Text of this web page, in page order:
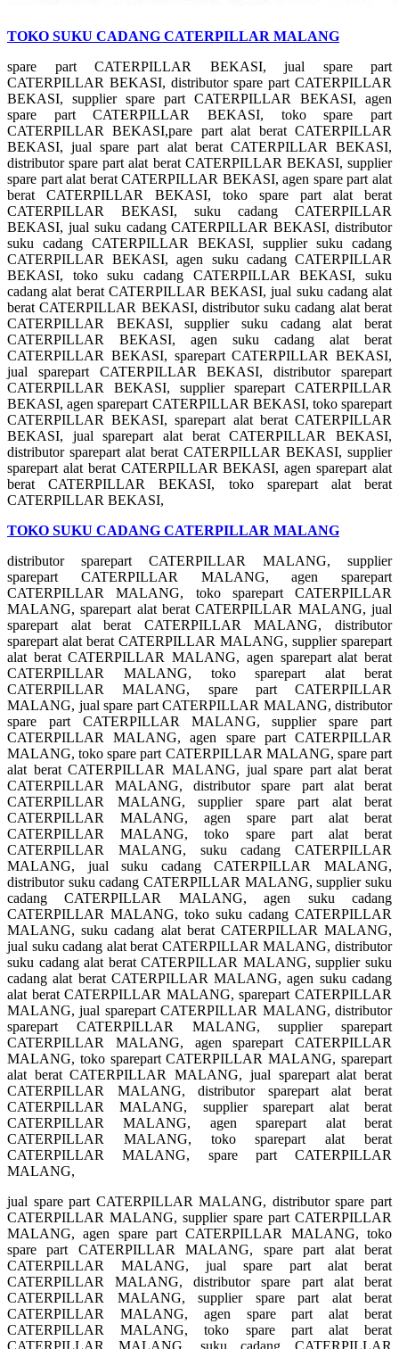
TOKO SUKU CADANG CATERPILLAR MALANG
spare part CATERPILLAR BEKASI, jual spare part
CATERPILLAR BEKASI, distributor spare part CATERPILLAR
BEKASI, supplier spare part CATERPILLAR BEKASI, agen
spare part CATERPILLAR BEKASI, toko spare part
CATERPILLAR BEKASI,pare part alat berat CATERPILLAR
BEKASI, jual spare part alat berat CATERPILLAR BEKASI,
distributor spare part alat berat CATERPILLAR BEKASI, supplier
spare part alat berat CATERPILLAR BEKASI, agen spare part alat
berat CATERPILLAR BEKASI, toko spare part alat berat
CATERPILLAR BEKASI, suku cadang CATERPILLAR
BEKASI, jual suku cadang CATERPILLAR BEKASI, distributor
suku cadang CATERPILLAR BEKASI, supplier suku cadang
CATERPILLAR BEKASI, agen suku cadang CATERPILLAR
BEKASI, toko suku cadang CATERPILLAR BEKASI, suku
cadang alat berat CATERPILLAR BEKASI, jual suku cadang alat
berat CATERPILLAR BEKASI, distributor suku cadang alat berat
CATERPILLAR BEKASI, supplier suku cadang alat berat
CATERPILLAR BEKASI, agen suku cadang alat berat
CATERPILLAR BEKASI, sparepart CATERPILLAR BEKASI,
jual sparepart CATERPILLAR BEKASI, distributor sparepart
CATERPILLAR BEKASI, supplier sparepart CATERPILLAR
BEKASI, agen sparepart CATERPILLAR BEKASI, toko sparepart
CATERPILLAR BEKASI, sparepart alat berat CATERPILLAR
BEKASI, jual sparepart alat berat CATERPILLAR BEKASI,
distributor sparepart alat berat CATERPILLAR BEKASI, supplier
sparepart alat berat CATERPILLAR BEKASI, agen sparepart alat
berat CATERPILLAR BEKASI, toko sparepart alat berat
CATERPILLAR BEKASI,
TOKO SUKU CADANG CATERPILLAR MALANG
distributor sparepart CATERPILLAR MALANG, supplier
sparepart CATERPILLAR MALANG, agen sparepart
CATERPILLAR MALANG, toko sparepart CATERPILLAR
MALANG, sparepart alat berat CATERPILLAR MALANG, jual
sparepart alat berat CATERPILLAR MALANG, distributor
sparepart alat berat CATERPILLAR MALANG, supplier sparepart
alat berat CATERPILLAR MALANG, agen sparepart alat berat
CATERPILLAR MALANG, toko sparepart alat berat
CATERPILLAR MALANG, spare part CATERPILLAR
MALANG, jual spare part CATERPILLAR MALANG, distributor
spare part CATERPILLAR MALANG, supplier spare part
CATERPILLAR MALANG, agen spare part CATERPILLAR
MALANG, toko spare part CATERPILLAR MALANG, spare part
alat berat CATERPILLAR MALANG, jual spare part alat berat
CATERPILLAR MALANG, distributor spare part alat berat
CATERPILLAR MALANG, supplier spare part alat berat
CATERPILLAR MALANG, agen spare part alat berat
CATERPILLAR MALANG, toko spare part alat berat
CATERPILLAR MALANG, suku cadang CATERPILLAR
MALANG, jual suku cadang CATERPILLAR MALANG,
distributor suku cadang CATERPILLAR MALANG, supplier suku
cadang CATERPILLAR MALANG, agen suku cadang
CATERPILLAR MALANG, toko suku cadang CATERPILLAR
MALANG, suku cadang alat berat CATERPILLAR MALANG,
jual suku cadang alat berat CATERPILLAR MALANG, distributor
suku cadang alat berat CATERPILLAR MALANG, supplier suku
cadang alat berat CATERPILLAR MALANG, agen suku cadang
alat berat CATERPILLAR MALANG, sparepart CATERPILLAR
MALANG, jual sparepart CATERPILLAR MALANG, distributor
sparepart CATERPILLAR MALANG, supplier sparepart
CATERPILLAR MALANG, agen sparepart CATERPILLAR
MALANG, toko sparepart CATERPILLAR MALANG, sparepart
alat berat CATERPILLAR MALANG, jual sparepart alat berat
CATERPILLAR MALANG, distributor sparepart alat berat
CATERPILLAR MALANG, supplier sparepart alat berat
CATERPILLAR MALANG, agen sparepart alat berat
CATERPILLAR MALANG, toko sparepart alat berat
CATERPILLAR MALANG, spare part CATERPILLAR
MALANG,
jual spare part CATERPILLAR MALANG, distributor spare part
CATERPILLAR MALANG, supplier spare part CATERPILLAR
MALANG, agen spare part CATERPILLAR MALANG, toko
spare part CATERPILLAR MALANG, spare part alat berat
CATERPILLAR MALANG, jual spare part alat berat
CATERPILLAR MALANG, distributor spare part alat berat
CATERPILLAR MALANG, supplier spare part alat berat
CATERPILLAR MALANG, agen spare part alat berat
CATERPILLAR MALANG, toko spare part alat berat
CATERPILLAR MALANG, suku cadang CATERPILLAR